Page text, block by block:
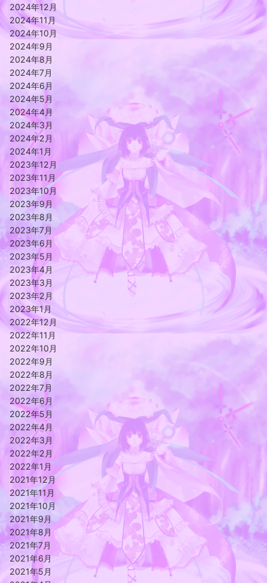
2024年12月
2024年11月
2024年10月
2024年9月
2024年8月
2024年7月
2024年6月
2024年5月
2024年4月
2024年3月
2024年2月
2024年1月
2023年12月
2023年11月
2023年10月
2023年9月
2023年8月
2023年7月
2023年6月
2023年5月
2023年4月
2023年3月
2023年2月
2023年1月
2022年12月
2022年11月
2022年10月
2022年9月
2022年8月
2022年7月
2022年6月
2022年5月
2022年4月
2022年3月
2022年2月
2022年1月
2021年12月
2021年11月
2021年10月
2021年9月
2021年8月
2021年7月
2021年6月
2021年5月